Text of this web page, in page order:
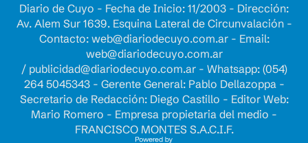
Diario de Cuyo - Fecha de Inicio: 11/2003 - Dirección:
Av. Alem Sur 1639. Esquina Lateral de Circunvalación -
Contacto: web@diariodecuyo.com.ar- Email:
web@diariodecuyo.com.ar
/ publicidad@diariodecuyo.com.ar- Whatsapp: (054)
264 5045343 - Gerente General: Pablo Dellazoppa -
Secretario de Redacción: Diego Castillo - Editor Web:
Mario Romero - Empresa propietaria del medio -
FRANCISCO MONTES S.A.C.I.F.